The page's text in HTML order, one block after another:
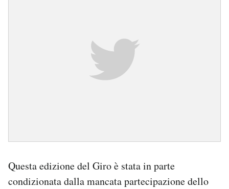
Questa edizione del Giro è stata in parte
condizionata dalla mancata partecipazione dello